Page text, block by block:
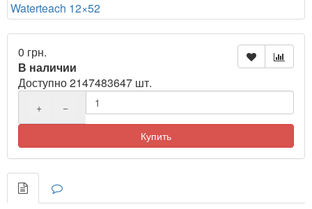
0 грн.
В наличии
Доступно 2147483647 шт.
+ −
Купить